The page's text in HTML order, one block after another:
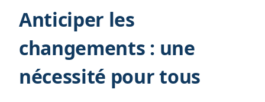
Anticiper les
changements : une
nécessité pour tous